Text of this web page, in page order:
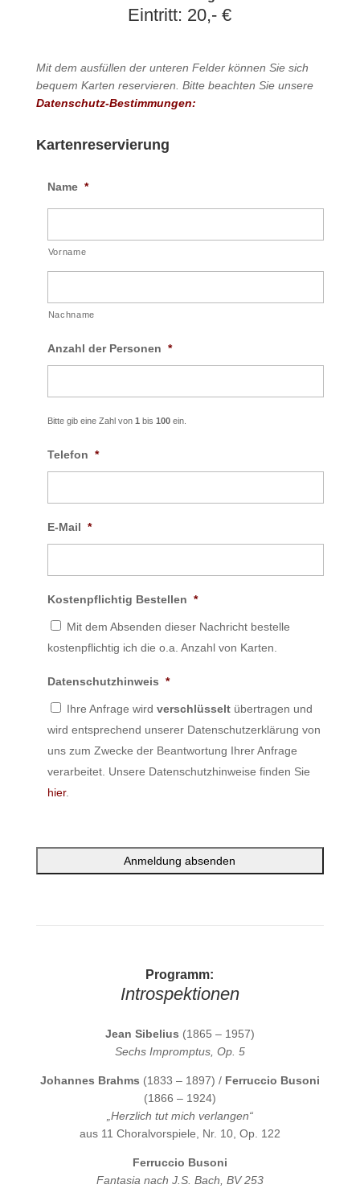
Eintritt: 20,- €
Mit dem ausfüllen der unteren Felder können Sie sich
bequem Karten reservieren. Bitte beachten Sie unsere
Datenschutz-Bestimmungen:
Kartenreservierung
Name *
Vorname
Nachname
Anzahl der Personen *
Bitte gib eine Zahl von 1 bis 100ein.
Telefon *
E-Mail *
Kostenpflichtig Bestellen *
Mit dem Absenden dieser Nachricht bestelle
kostenpflichtig ich die o.a. Anzahl von Karten.
Datenschutzhinweis *
Ihre Anfrage wird verschlüsseltübertragen und
wird entsprechend unserer Datenschutzerklärung von
uns zum Zwecke der Beantwortung Ihrer Anfrage
verarbeitet. Unsere Datenschutzhinweise finden Sie
hier.
Programm:
Introspektionen
Jean Sibelius (1865 – 1957)
Sechs Impromptus, Op. 5
Johannes Brahms (1833 – 1897) / Ferruccio Busoni
(1866 – 1924)
„Herzlich tut mich verlangen“
aus 11 Choralvorspiele, Nr. 10, Op. 122
Ferruccio Busoni
Fantasia nach J.S. Bach, BV 253